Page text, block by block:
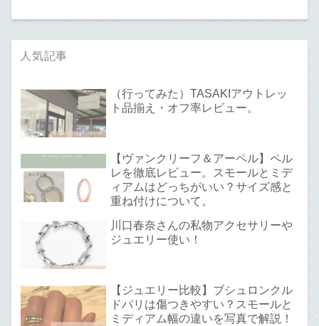
人気記事
（行ってみた）TASAKIアウトレッ
ト品揃え・オフ率レビュー。
【ヴァンクリーフ＆アーペル】ペル
レを徹底レビュー。スモールとミデ
ィアムはどっちがいい？サイズ感と
重ね付けについて。
川口春奈さんの私物アクセサリーや
ジュエリー使い！
【ジュエリー比較】ブシュロンクル
ドパリは傷つきやすい？スモールと
ミディアム幅の違いを写真で解説！